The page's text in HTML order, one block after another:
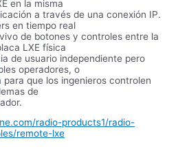
en la misma
a través de una conexión IP.
en tiempo real
de botones y controles entre la
LXE física
de usuario independiente pero
operadores, o
que los ingenieros controlen
de
radio-products1/radio-
remote-lxe